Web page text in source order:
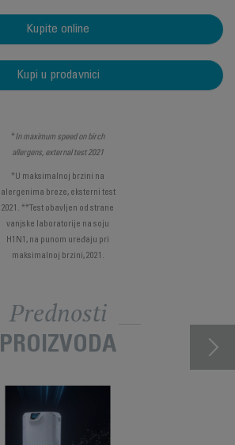
Kupite online
Kupi u prodavnici
*In maximum speed on birch
allergens, external test 2021
*U maksimalnoj brzini na
alergenima breze, eksterni test
2021. **Test obavljen od strane
vanjske laboratorije na soju
H1N1, na punom uređaju pri
maksimalnoj brzini, 2021.
Prednosti
PROIZVODA